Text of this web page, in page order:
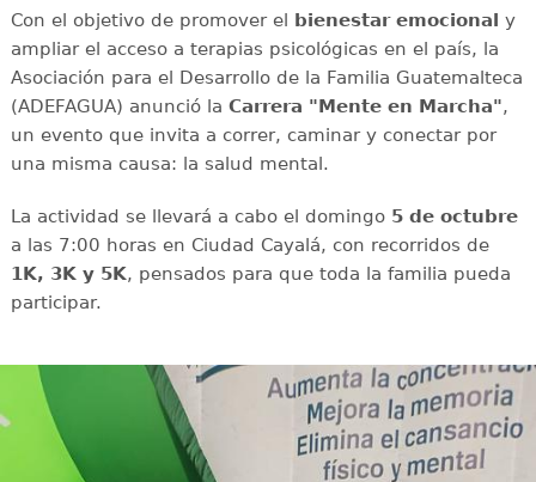
Con el objetivo de promover el bienestar emocional y
ampliar el acceso a terapias psicológicas en el país, la
Asociación para el Desarrollo de la Familia Guatemalteca
(ADEFAGUA) anunció la Carrera "Mente en Marcha",
un evento que invita a correr, caminar y conectar por
una misma causa: la salud mental.
La actividad se llevará a cabo el domingo 5 de octubre
a las 7:00 horas en Ciudad Cayalá, con recorridos de
1K, 3K y 5K, pensados para que toda la familia pueda
participar.